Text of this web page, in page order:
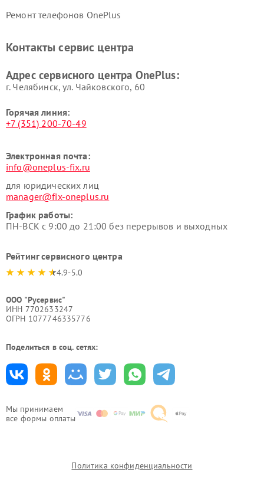
Мы принимаем
все формы оплаты
Ремонт телефонов OnePlus
Контакты сервис центра
Адрес сервисного центра OnePlus:
г. Челябинск, ул. Чайковского, 60
Горячая линия:
+7 (351) 200-70-49
Электронная почта:
info@oneplus-fix.ru
для юридических лиц
manager@fix-oneplus.ru
График работы:
ПН-ВСК с 9:00 до 21:00 без перерывов и выходных
Рейтинг сервисного центра
4.9-5.0
ООО "Русервис"
ИНН 7702633247
ОГРН 1077746335776
Поделиться в соц. сетях:
Политика конфиденциальности